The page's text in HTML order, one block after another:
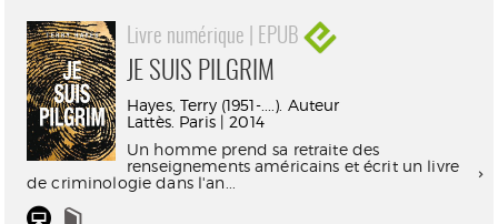
Livre numérique | EPUB
JE SUIS PILGRIM
Hayes, Terry (1951-....). Auteur
Lattès. Paris | 2014
Un homme prend sa retraite des
renseignements américains et écrit un livre
de criminologie dans l'an...